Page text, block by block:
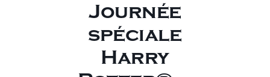
Journée
spéciale
Harry